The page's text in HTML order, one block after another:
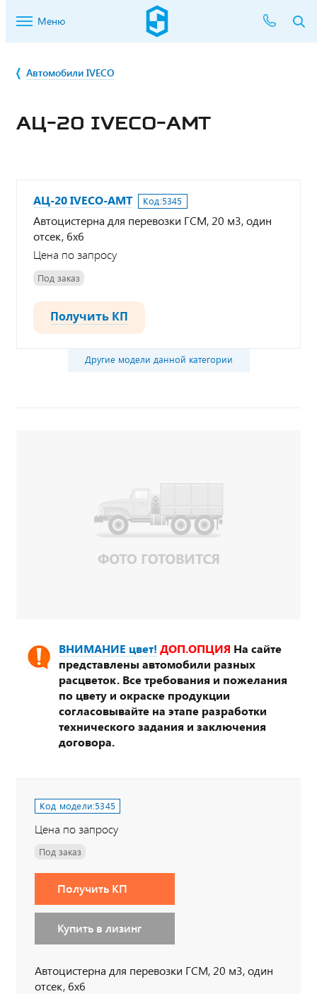
Меню
Автомобили IVECO
АЦ-20 IVECO-АМТ
АЦ-20 IVECO-АМТ Код:5345
Автоцистерна для перевозки ГСМ, 20 м3, один
отсек, 6х6
Цена по запросу
Под заказ
Получить КП
Другие модели данной категории
ВНИМАНИЕ цвет! ДОП.ОПЦИЯ На сайте
представлены автомобили разных
расцветок. Все требования и пожелания
по цвету и окраске продукции
согласовывайте на этапе разработки
технического задания и заключения
договора.
Код модели:5345
Цена по запросу
Под заказ
Получить КП
Купить в лизинг
Автоцистерна для перевозки ГСМ, 20 м3, один
отсек, 6х6